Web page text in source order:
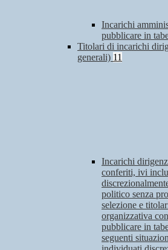
Incarichi
pubblicare in
Titolari di incarichi
generali) 11
Incarichi
conferiti, ivi
politico senza
selezione e
organizzativa
pubblicare in
seguenti